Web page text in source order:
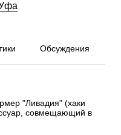
Обсуждения
"Ливадия" (хаки
совмещающий в